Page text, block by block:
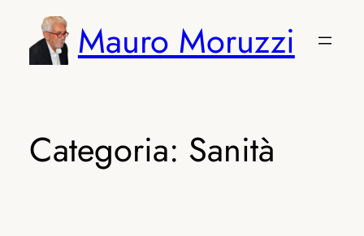
contenuto
Mauro Moruzzi
Categoria: Sanità